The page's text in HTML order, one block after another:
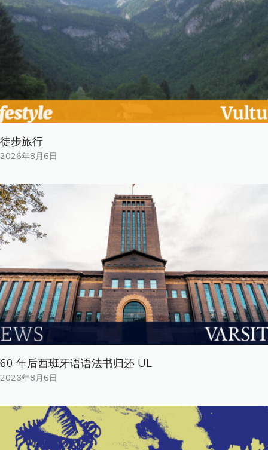
徒步旅行
2026年8月6日
60 年后西班牙语语法书归还 UL
2026年8月6日